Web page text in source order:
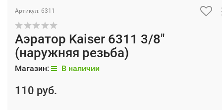
Артикул: 6311
Аэратор Kaiser 6311 3/8"
(наружняя резьба)
Магазин: В наличии
110 руб.